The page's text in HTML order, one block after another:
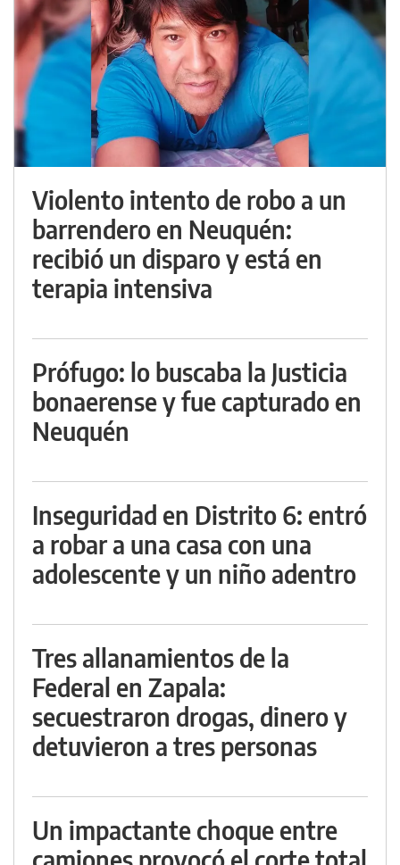
Violento intento de robo a un
barrendero en Neuquén:
recibió un disparo y está en
terapia intensiva
Prófugo: lo buscaba la Justicia
bonaerense y fue capturado en
Neuquén
Inseguridad en Distrito 6: entró
a robar a una casa con una
adolescente y un niño adentro
Tres allanamientos de la
Federal en Zapala:
secuestraron drogas, dinero y
detuvieron a tres personas
Un impactante choque entre